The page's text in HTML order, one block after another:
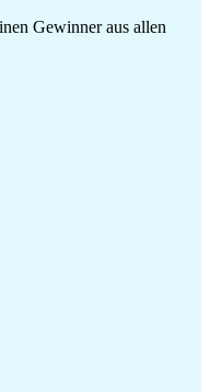
Gewinner aus allen